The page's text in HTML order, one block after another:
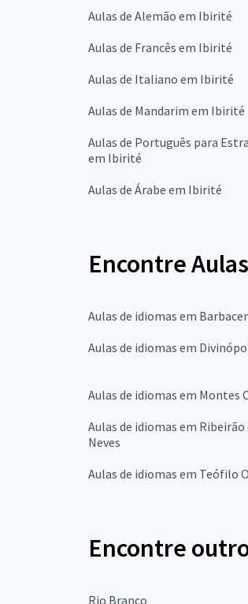
Aulas de Alemão em Ibirité
Aulas de Francês em Ibirité
Aulas de Italiano em Ibirité
Aulas de Mandarim em Ibirité
Aulas de Português para
em Ibirité
Aulas de Árabe em Ibirité
Encontre
Aulas de idiomas em
Aulas de idiomas em
Aulas de idiomas em Montes
Aulas de idiomas em Ribeirão
Neves
Aulas de idiomas em Teófilo
Encontre
Rio Branco